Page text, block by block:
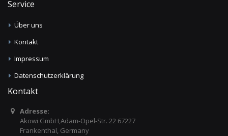
Service
Über uns
Kontakt
Impressum
Datenschutzerklärung
Kontakt
Adresse:
Akowi GmbH,Adam-Opel-Str. 22 67227
Frankenthal, Germany